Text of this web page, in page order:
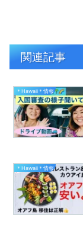
関連記事
＊Hawaii＊情報
＊Hawaii＊情報